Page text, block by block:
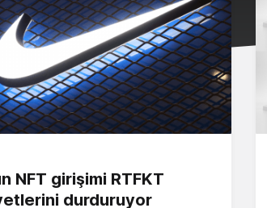
NFT girişimi RTFKT
durduruyor